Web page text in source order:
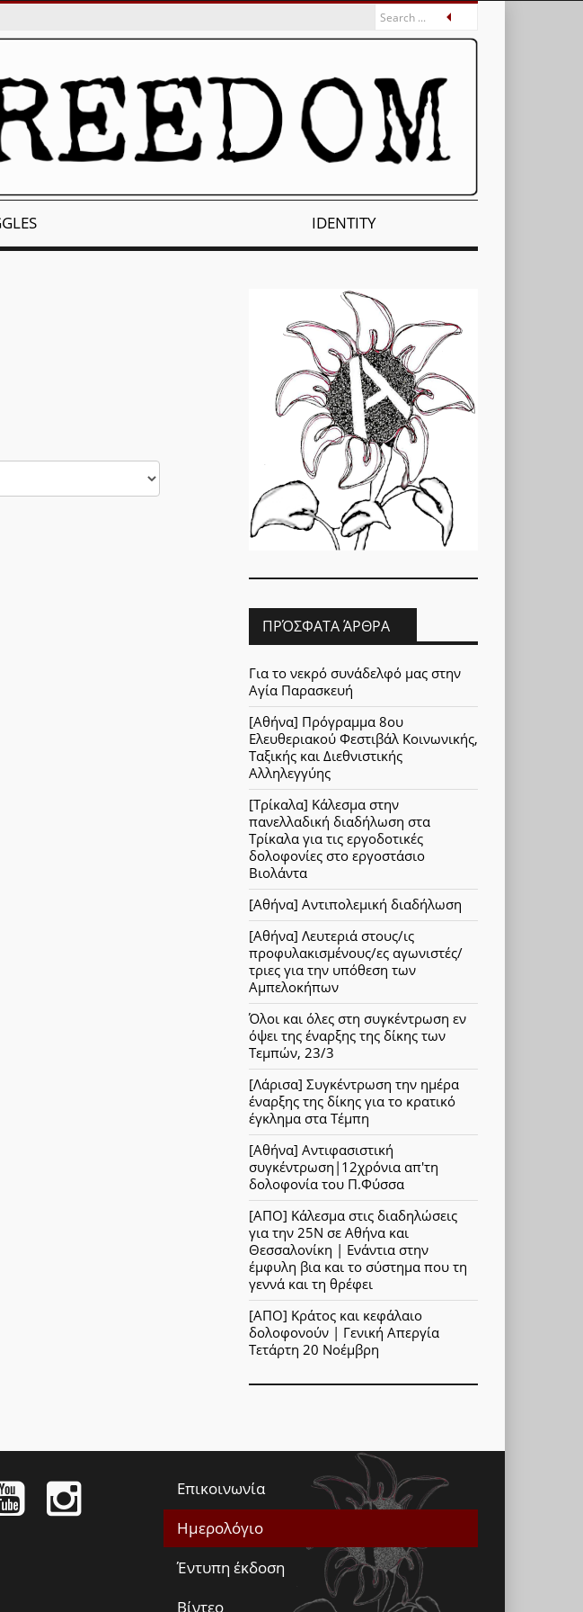
IDENTITY
ΠΡΌΣΦΑΤΑ ΆΡΘΡΑ
Για το νεκρό συνάδελφό μας στην
Αγία Παρασκευή
[Αθήνα] Πρόγραμμα 8ου
Ελευθεριακού Φεστιβάλ Κοινωνικής,
Ταξικής και Διεθνιστικής
Αλληλεγγύης
[Τρίκαλα] Κάλεσμα στην
πανελλαδική διαδήλωση στα
Τρίκαλα για τις εργοδοτικές
δολοφονίες στο εργοστάσιο
Βιολάντα
[Αθήνα] Αντιπολεμική διαδήλωση
[Αθήνα] Λευτεριά στους/ις
προφυλακισμένους/ες αγωνιστές/
τριες για την υπόθεση των
Αμπελοκήπων
Όλοι και όλες στη συγκέντρωση εν
όψει της έναρξης της δίκης των
Τεμπών, 23/3
[Λάρισα] Συγκέντρωση την ημέρα
έναρξης της δίκης για το κρατικό
έγκλημα στα Τέμπη
[Αθήνα] Αντιφασιστική
συγκέντρωση|12χρόνια απ'τη
δολοφονία του Π.Φύσσα
[ΑΠΟ] Κάλεσμα στις διαδηλώσεις
για την 25Ν σε Αθήνα και
Θεσσαλονίκη | Ενάντια στην
έμφυλη βια και το σύστημα που τη
γεννά και τη θρέφει
[ΑΠΟ] Κράτος και κεφάλαιο
δολοφονούν | Γενική Απεργία
Τετάρτη 20 Νοέμβρη
Επικοινωνία
Ημερολόγιο
Έντυπη έκδοση
Βίντεο